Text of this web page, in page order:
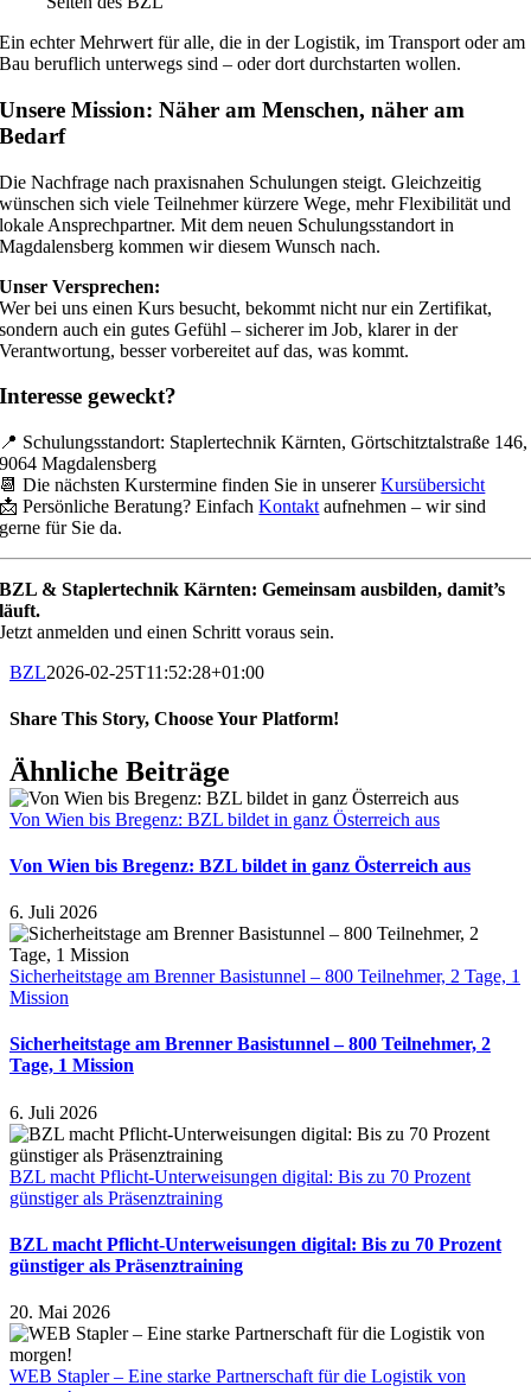
Ein echter Mehrwert für alle, die in der Logistik, im Transport oder am
Bau beruflich unterwegs sind – oder dort durchstarten wollen.
Unsere Mission: Näher am Menschen, näher am
Bedarf
Die Nachfrage nach praxisnahen Schulungen steigt. Gleichzeitig
wünschen sich viele Teilnehmer kürzere Wege, mehr Flexibilität und
lokale Ansprechpartner. Mit dem neuen Schulungsstandort in
Magdalensberg kommen wir diesem Wunsch nach.
Unser Versprechen:
Wer bei uns einen Kurs besucht, bekommt nicht nur ein Zertifikat,
sondern auch ein gutes Gefühl – sicherer im Job, klarer in der
Verantwortung, besser vorbereitet auf das, was kommt.
Interesse geweckt?
📍 Schulungsstandort: Staplertechnik Kärnten, Görtschitztalstraße 146,
9064 Magdalensberg
📆 Die nächsten Kurstermine finden Sie in unsererKursübersicht
📩 Persönliche Beratung? EinfachKontakt aufnehmen – wir sind
gerne für Sie da.
BZL & Staplertechnik Kärnten: Gemeinsam ausbilden, damit’s
läuft.
Jetzt anmelden und einen Schritt voraus sein.
BZL2026-02-25T11:52:28+01:00
Share This Story, Choose Your Platform!
Facebook
X
Reddit
LinkedIn
Tumblr
Pinterest
Vk
E-
Mail
Ähnliche Beiträge
Von Wien bis Bregenz: BZL bildet in ganz Österreich aus
Von Wien bis Bregenz: BZL bildet in ganz Österreich aus
6. Juli 2026
Sicherheitstage am Brenner Basistunnel – 800 Teilnehmer, 2 Tage, 1
Mission
Sicherheitstage am Brenner Basistunnel – 800 Teilnehmer, 2
Tage, 1 Mission
6. Juli 2026
BZL macht Pflicht-Unterweisungen digital: Bis zu 70 Prozent
günstiger als Präsenztraining
BZL macht Pflicht-Unterweisungen digital: Bis zu 70 Prozent
günstiger als Präsenztraining
20. Mai 2026
WEB Stapler – Eine starke Partnerschaft für die Logistik von